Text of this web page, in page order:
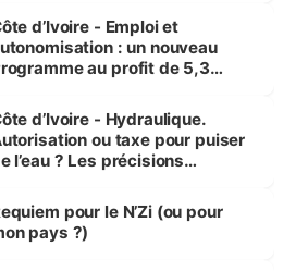
Yamoussoukro
d’Ivoire - Emploi et
: un nouveau
au profit de 5,3
d’Ivoire - Hydraulique.
ou taxe pour puiser
l’eau ? Les précisions
pour le N’Zi (ou pour
pays ?)